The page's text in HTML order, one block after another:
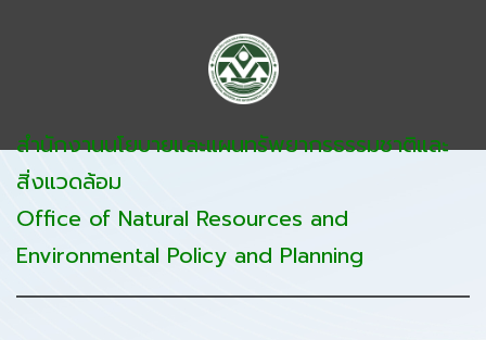
สำนักงานนโยบายและแผนทรัพยากรธรรมชาติและ
สิ่งแวดล้อม
Office of Natural Resources and
Environmental Policy and Planning